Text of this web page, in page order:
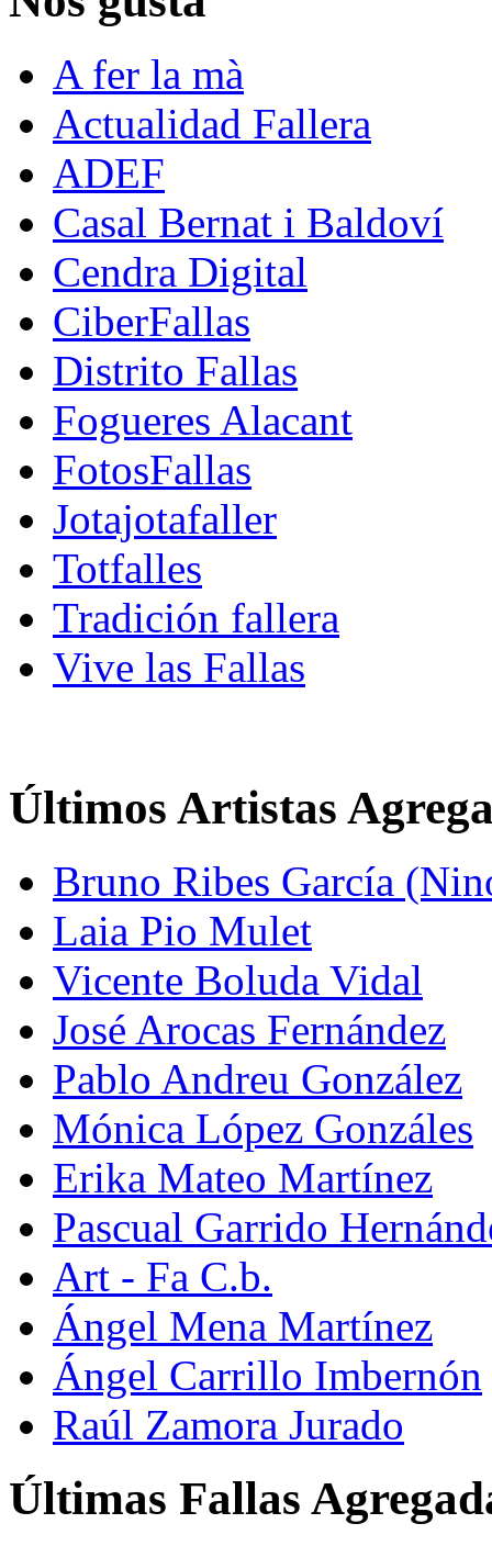
A fer la mà
Actualidad Fallera
ADEF
Casal Bernat i Baldoví
Cendra Digital
CiberFallas
Distrito Fallas
Fogueres Alacant
FotosFallas
Jotajotafaller
Totfalles
Tradición fallera
Vive las Fallas
Últimos Artistas
Bruno Ribes García
Laia Pio Mulet
Vicente Boluda Vidal
José Arocas Fernández
Pablo Andreu González
Mónica López Gonzáles
Erika Mateo Martínez
Pascual Garrido
Art - Fa C.b.
Ángel Mena Martínez
Ángel Carrillo Imbernón
Raúl Zamora Jurado
Últimas Fallas